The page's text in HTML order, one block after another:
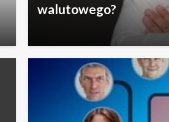
walutowego?